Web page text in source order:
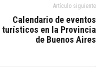
Artículo siguiente
Calendario de eventos
turísticos en la Provincia
de Buenos Aires